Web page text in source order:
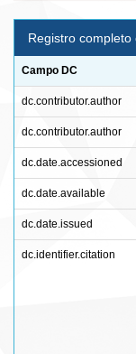
Registro
Campo DC
dc.contributor.author
dc.contributor.author
dc.date.accessioned
dc.date.available
dc.date.issued
dc.identifier.citation